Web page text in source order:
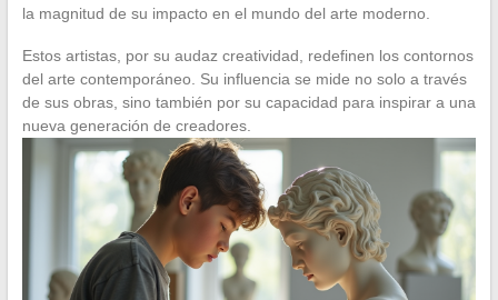
la magnitud de su impacto en el mundo del arte moderno.
Estos artistas, por su audaz creatividad, redefinen los contornos
del arte contemporáneo. Su influencia se mide no solo a través
de sus obras, sino también por su capacidad para inspirar a una
nueva generación de creadores.